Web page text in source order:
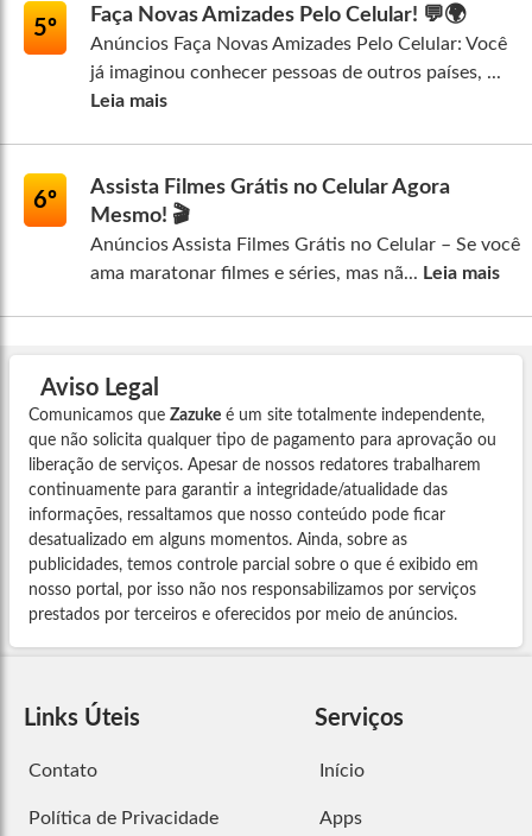
5º
Faça Novas Amizades Pelo Celular! 💬🌍
Anúncios Faça Novas Amizades Pelo Celular: Você
já imaginou conhecer pessoas de outros países, ...
Leia mais
6º
Assista Filmes Grátis no Celular Agora
Mesmo! 🎬
Anúncios Assista Filmes Grátis no Celular – Se você
ama maratonar filmes e séries, mas nã... Leia mais
Aviso Legal
Comunicamos que Zazuke é um site totalmente independente,
que não solicita qualquer tipo de pagamento para aprovação ou
liberação de serviços. Apesar de nossos redatores trabalharem
continuamente para garantir a integridade/atualidade das
informações, ressaltamos que nosso conteúdo pode ficar
desatualizado em alguns momentos. Ainda, sobre as
publicidades, temos controle parcial sobre o que é exibido em
nosso portal, por isso não nos responsabilizamos por serviços
prestados por terceiros e oferecidos por meio de anúncios.
Links Úteis
Contato
Política de Privacidade
Serviços
Início
Apps